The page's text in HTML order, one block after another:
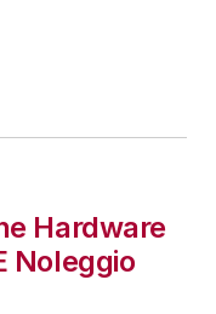
Hardware
Noleggio